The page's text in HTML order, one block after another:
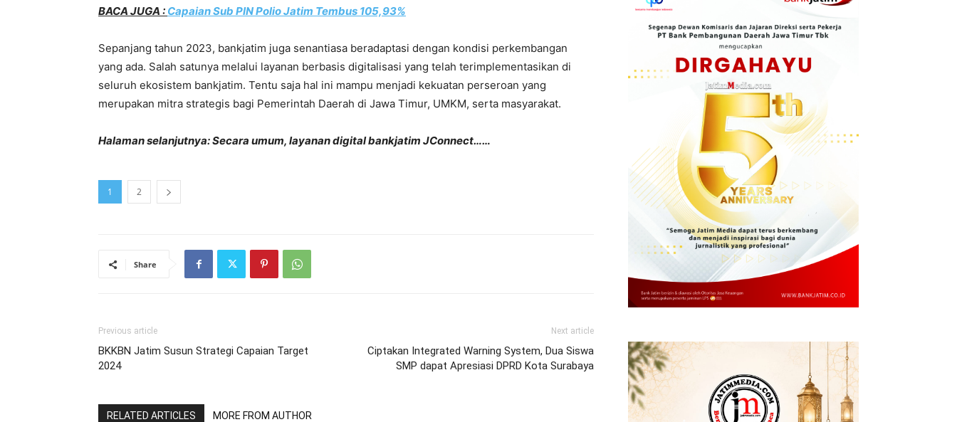
BACA JUGA : Capaian Sub PIN Polio Jatim Tembus 105,93%
Sepanjang tahun 2023, bankjatim juga senantiasa beradaptasi dengan kondisi perkembangan
yang ada. Salah satunya melalui layanan berbasis digitalisasi yang telah terimplementasikan di
seluruh ekosistem bankjatim. Tentu saja hal ini mampu menjadi kekuatan perseroan yang
merupakan mitra strategis bagi Pemerintah Daerah di Jawa Timur, UMKM, serta masyarakat.
Halaman selanjutnya: Secara umum, layanan digital bankjatim JConnect……
1 2
Share
Previous article
BKKBN Jatim Susun Strategi Capaian Target
2024
Next article
Ciptakan Integrated Warning System, Dua Siswa
SMP dapat Apresiasi DPRD Kota Surabaya
RELATED ARTICLES MORE FROM AUTHOR